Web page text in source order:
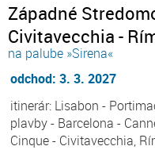
Západné
Civitavecchia -
na palube »Sirena«
odchod: 3. 3. 2027
itinerár: Lisabon -
plavby - Barcelona -
Cinque - Civitavecchia,